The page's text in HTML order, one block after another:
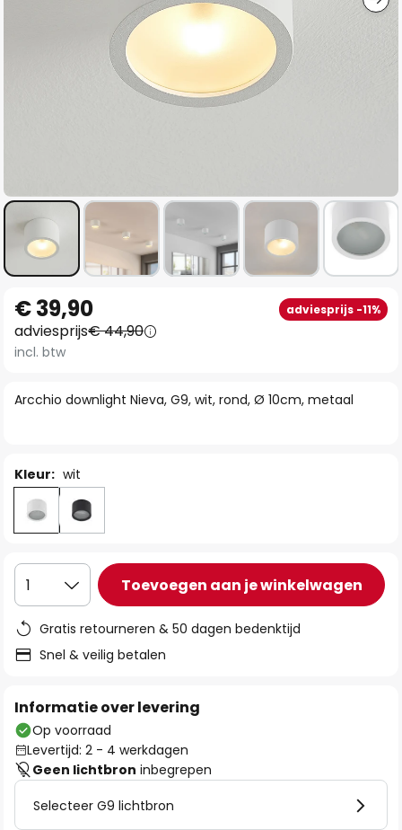
naar
het
begin
de
Arcchio downlight Nieva, G9, wit, rond, Ø 10cm, metaal
€ 39,90 adviesprijs -11%
adviesprijs€ 44,90
incl. btw
Kleur: wit
1 Toevoegen aan je winkelwagen
Gratis retourneren & 50 dagen bedenktijd
Snel & veilig betalen
Informatie over levering
Op voorraad
Levertijd: 2 - 4 werkdagen
Geen lichtbron inbegrepen
Selecteer G9 lichtbron